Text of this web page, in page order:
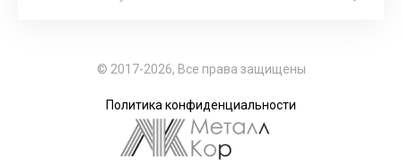
© 2017-2026, Все права защищены
Политика конфиденциальности